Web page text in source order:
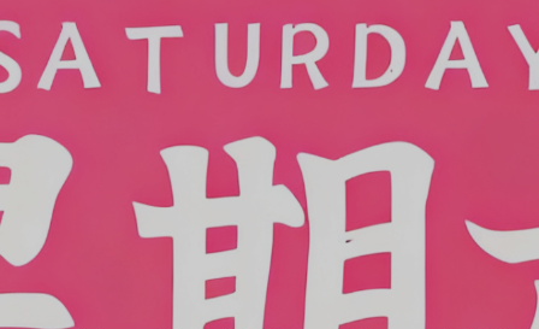
08月08日，农历六月廿六，星期六!
08月07日，农历六月廿五，星期五!
08月06日，农历六月廿四，星期四!
08月04日，农历六月廿二，星期二!